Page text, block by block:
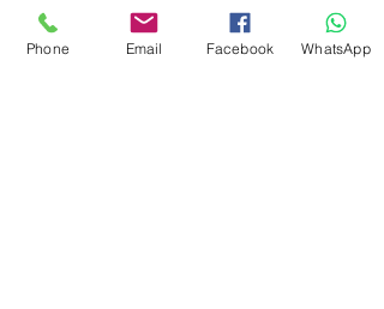
Phone Email Facebook WhatsApp